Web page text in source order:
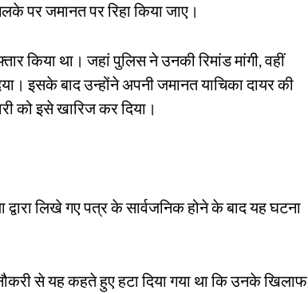
पर जमानत पर रिहा किया जाए।
किया था। जहां पुलिस ने उनकी रिमांड मांगी, वहीं
इसके बाद उन्होंने अपनी जमानत याचिका दायर की
को इसे खारिज कर दिया।
लिखे गए पत्र के सार्वजनिक होने के बाद यह घटना
से यह कहते हुए हटा दिया गया था कि उनके खिलाफ